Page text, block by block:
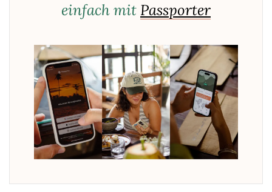
einfach mit Passporter